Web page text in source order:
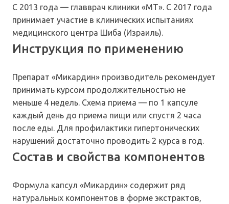
С 2013 года — главврач клиники «МТ». С 2017 года
принимает участие в клинических испытаниях
медицинского центра Шиба (Израиль).
Инструкция по применению
Препарат «Микардин» производитель рекомендует
принимать курсом продолжительностью не
меньше 4 недель. Схема приема — по 1 капсуле
каждый день до приема пищи или спустя 2 часа
после еды. Для профилактики гипертонических
нарушений достаточно проводить 2 курса в год.
Состав и свойства компонентов
Формула капсул «Микардин» содержит ряд
натуральных компонентов в форме экстрактов,